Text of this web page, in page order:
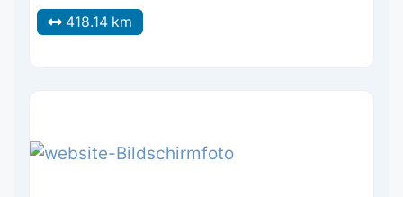
418.14 km